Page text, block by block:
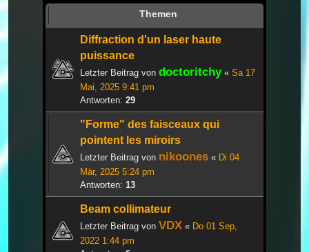
Themen
Diffraction d'un laser haute
puissance
Letzter Beitrag von doctoritchy« Sa 17
Mai, 2025 9:41 pm
Antworten: 29
"Forme" des faisceaux qui
pointent les miroirs
Letzter Beitrag von nikoones « Di 04
Mär, 2025 5:24 pm
Antworten: 13
Beam collimateur
Letzter Beitrag von VDX « Do 01 Sep,
2022 1:44 pm